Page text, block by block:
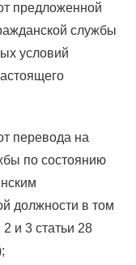
предложенной
службы
условий
перевода на
по состоянию
должности в том
и 3 статьи 28